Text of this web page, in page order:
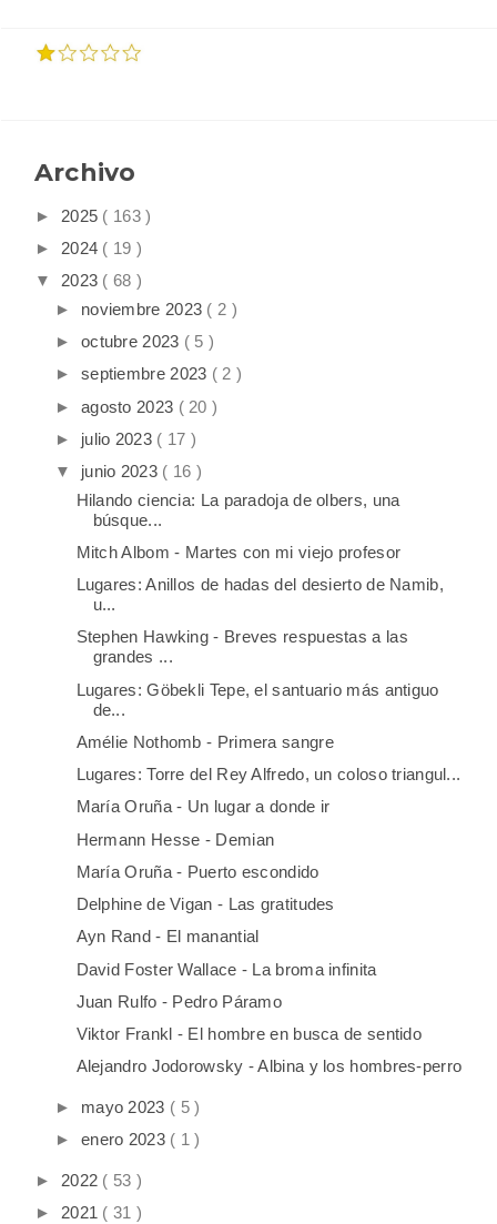
Archivo
► 2025 ( 163 )
► 2024 ( 19 )
▼ 2023 ( 68 )
► noviembre 2023 ( 2 )
► octubre 2023 ( 5 )
► septiembre 2023 ( 2 )
► agosto 2023 ( 20 )
► julio 2023 ( 17 )
▼ junio 2023 ( 16 )
Hilando ciencia: La paradoja de olbers, una
búsque...
Mitch Albom - Martes con mi viejo profesor
Lugares: Anillos de hadas del desierto de Namib,
u...
Stephen Hawking - Breves respuestas a las
grandes ...
Lugares: Göbekli Tepe, el santuario más antiguo
de...
Amélie Nothomb - Primera sangre
Lugares: Torre del Rey Alfredo, un coloso triangul...
María Oruña - Un lugar a donde ir
Hermann Hesse - Demian
María Oruña - Puerto escondido
Delphine de Vigan - Las gratitudes
Ayn Rand - El manantial
David Foster Wallace - La broma infinita
Juan Rulfo - Pedro Páramo
Viktor Frankl - El hombre en busca de sentido
Alejandro Jodorowsky - Albina y los hombres-perro
► mayo 2023 ( 5 )
► enero 2023 ( 1 )
► 2022 ( 53 )
► 2021 ( 31 )